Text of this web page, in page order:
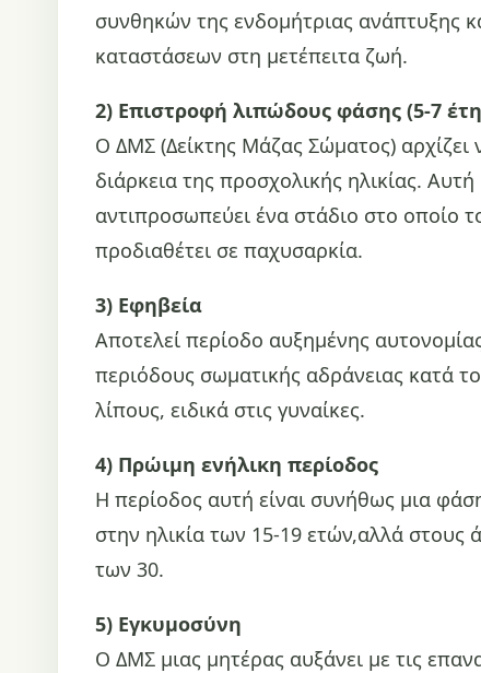
συνθηκών της ενδομήτριας ανάπτυξης
καταστάσεων στη μετέπειτα ζωή.
2) Επιστροφή λιπώδους φάσης (5-7
Ο ΔΜΣ (Δείκτης Μάζας Σώματος)
διάρκεια της προσχολικής ηλικίας.
αντιπροσωπεύει ένα στάδιο στο οποίο
προδιαθέτει σε παχυσαρκία.
3) Εφηβεία
Αποτελεί περίοδο αυξημένης
περιόδους σωματικής αδράνειας κατά
λίπους, ειδικά στις γυναίκες.
4) Πρώιμη ενήλικη περίοδος
Η περίοδος αυτή είναι συνήθως μια
στην ηλικία των 15-19 ετών,αλλά στους
των 30.
5) Εγκυμοσύνη
Ο ΔΜΣ μιας μητέρας αυξάνει με τις